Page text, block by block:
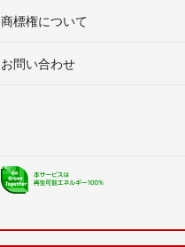
商標権について
お問い合わせ